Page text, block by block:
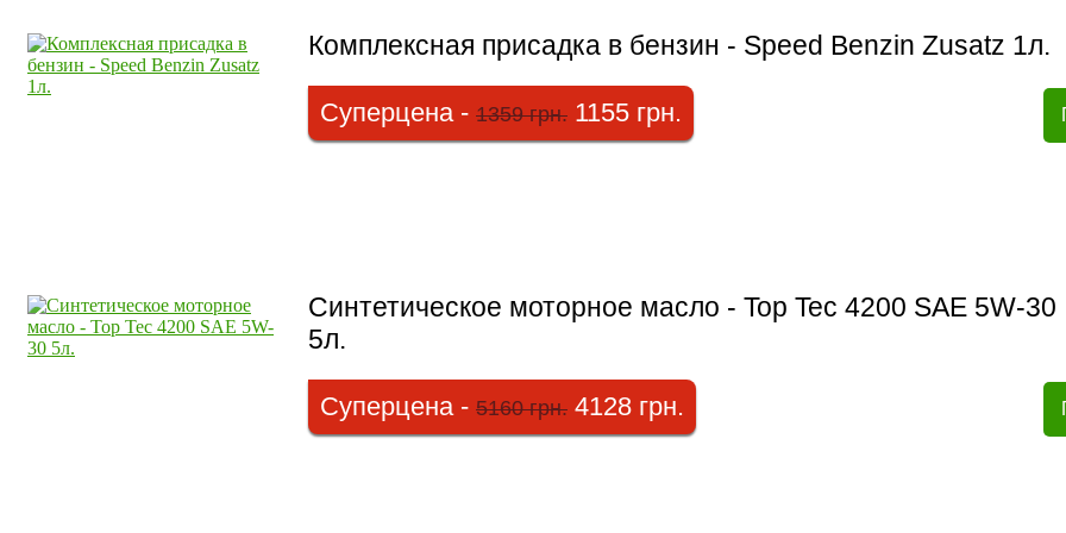
Комплексная присадка в бензин - Speed Benzin Zusatz 1л.
Суперцена - 1359 грн. 1155 грн.
Синтетическое моторное масло - Top Tec 4200 SAE 5W-30
5л.
Суперцена - 5160 грн. 4128 грн.